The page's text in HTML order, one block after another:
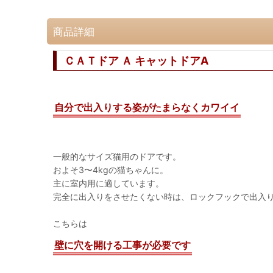
商品詳細
ＣＡＴドア Ａ キャットドアA
自分で出入りする姿がたまらなくカワイイ
一般的なサイズ猫用のドアです。
およそ3〜4kgの猫ちゃんに。
主に室内用に適しています。
完全に出入りをさせたくない時は、ロックフックで出入
こちらは
壁に穴を開ける工事が必要です